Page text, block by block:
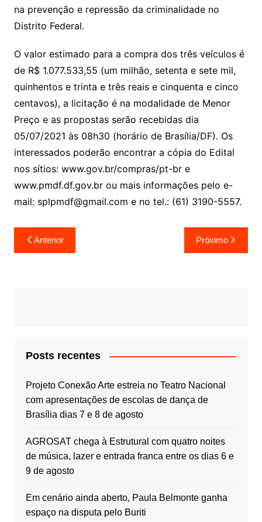
na prevenção e repressão da criminalidade no
Distrito Federal.
O valor estimado para a compra dos três veículos é
de R$ 1.077.533,55 (um milhão, setenta e sete mil,
quinhentos e trinta e três reais e cinquenta e cinco
centavos), a licitação é na modalidade de Menor
Preço e as propostas serão recebidas dia
05/07/2021 às 08h30 (horário de Brasília/DF). Os
interessados poderão encontrar a cópia do Edital
nos sítios: www.gov.br/compras/pt-br e
www.pmdf.df.gov.br ou mais informações pelo e-
mail: splpmdf@gmail.com e no tel.: (61) 3190-5557.
Navegação
de
Anterior Próximo
Posts recentes
Projeto Conexão Arte estreia no Teatro Nacional
com apresentações de escolas de dança de
Brasília dias 7 e 8 de agosto
AGROSAT chega à Estrutural com quatro noites
de música, lazer e entrada franca entre os dias 6 e
9 de agosto
Em cenário ainda aberto, Paula Belmonte ganha
espaço na disputa pelo Buriti